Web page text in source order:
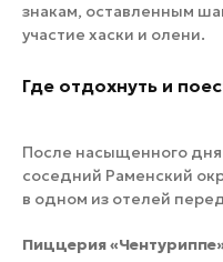
знакам, оставленным
участие хаски и олени.
Где отдохнуть и
После насыщенного дня
соседний Раменский
в одном из отелей
Пиццерия